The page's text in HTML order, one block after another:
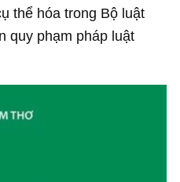
thể hóa trong Bộ luật
quy phạm pháp luật